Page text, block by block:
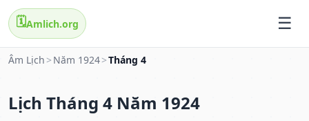
🗓️Amlich.org
Âm Lịch > Năm 1924>Tháng 4
Lịch Tháng 4 Năm 1924